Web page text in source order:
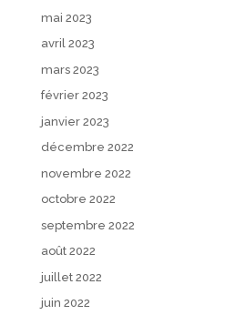
mai 2023
avril 2023
mars 2023
février 2023
janvier 2023
décembre 2022
novembre 2022
octobre 2022
septembre 2022
août 2022
juillet 2022
juin 2022